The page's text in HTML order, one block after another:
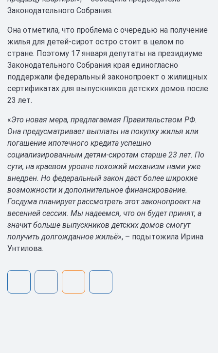
Законодательного Собрания.
Она отметила, что проблема с очередью на получение
жилья для детей-сирот остро стоит в целом по
стране. Поэтому 17 января депутаты на президиуме
Законодательного Собрания края единогласно
поддержали федеральный законопроект о жилищных
сертификатах для выпускников детских домов после
23 лет.
«Это новая мера, предлагаемая Правительством РФ.
Она предусматривает выплаты на покупку жилья или
погашение ипотечного кредита успешно
социализированным детям-сиротам старше 23 лет. По
сути, на краевом уровне похожий механизм нами уже
внедрен. Но федеральный закон даст более широкие
возможности и дополнительное финансирование.
Госдума планирует рассмотреть этот законопроект на
весенней сессии. Мы надеемся, что он будет принят, а
значит больше выпускников детских домов смогут
получить долгожданное жильё», – подытожила Ирина
Унтилова.